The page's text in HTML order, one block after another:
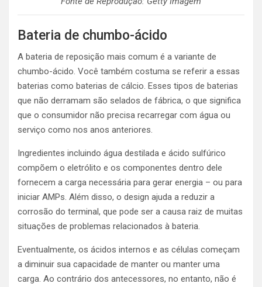
Bateria de chumbo-ácido
A bateria de reposição mais comum é a variante de
chumbo-ácido. Você também costuma se referir a essas
baterias como baterias de cálcio. Esses tipos de baterias
que não derramam são selados de fábrica, o que significa
que o consumidor não precisa recarregar com água ou
serviço como nos anos anteriores.
Ingredientes incluindo água destilada e ácido sulfúrico
compõem o eletrólito e os componentes dentro dele
fornecem a carga necessária para gerar energia – ou para
iniciar AMPs. Além disso, o design ajuda a reduzir a
corrosão do terminal, que pode ser a causa raiz de muitas
situações de problemas relacionados à bateria.
Eventualmente, os ácidos internos e as células começam
a diminuir sua capacidade de manter ou manter uma
carga. Ao contrário dos antecessores, no entanto, não é